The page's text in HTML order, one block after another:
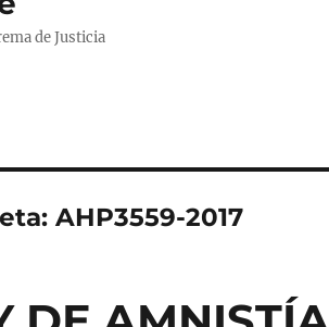
de Justicia
AHP3559-2017